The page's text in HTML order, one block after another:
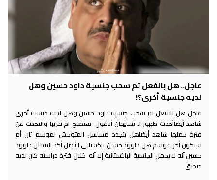
عاجل.. هل بالفعل تم سحب جنسية داود حسين وهل
لديه جنسية أخرى؟!
عاجل هل بالفعل تم سحب جنسية داود حسين وهل لديه جنسية أخرى
شاهد أيضاأحدث ظهور لـ نسليهان أتاغول ستصبح ام قريبا والتحدث عن
فترة حملها شاهد أيضاهل يتجدد مسلسل المتوحش لموسم ثان أم
سيكون أخر موسم هل داوود حسين باكستاني الأصل أكد الممثل داوود
حسين أنه لا يحمل الجنسية الباكستانية إلا أنه خلال فترة دراسته كان لديه
صديق